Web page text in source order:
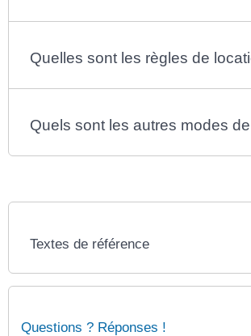
Quelles sont les règles de
Quels sont les autres modes
Textes de référence
Questions ? Réponses !